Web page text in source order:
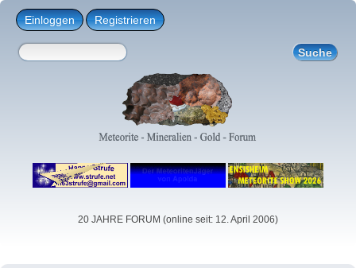
Einloggen Registrieren
20 JAHRE FORUM (online seit: 12. April 2006)